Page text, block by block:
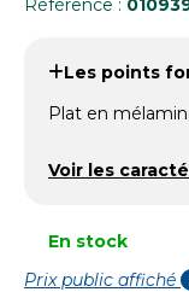
Référence :
Les points
Plat en
Voir les
En stock
Prix public affiché